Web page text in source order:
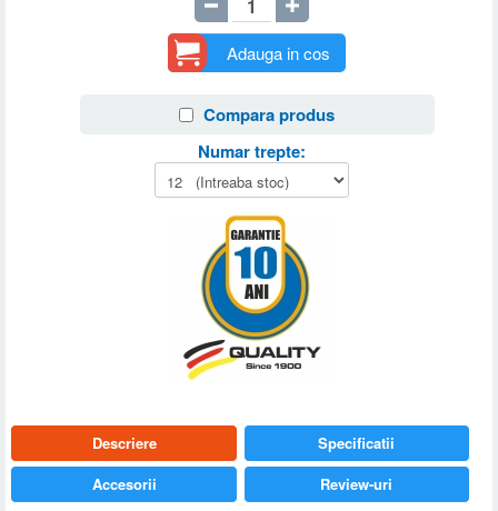
Adauga in cos
Compara produs
Numar trepte:
Descriere
Specificatii
Accesorii
Review-uri